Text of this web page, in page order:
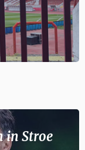
in Stroe